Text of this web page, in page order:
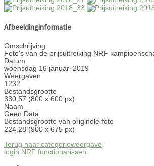
Afbeeldinginformatie
Omschrijving
Foto's van de prijsuitreiking NRF
Datum
woensdag 16 januari 2019
Weergaven
1232
Bestandsgrootte
330,57 (800 x 600 px)
Naam
Geen Data
Bestandsgrootte van originele foto
224,28 (900 x 675 px)
Terug naar categorieweergave
login NRF functionarissen